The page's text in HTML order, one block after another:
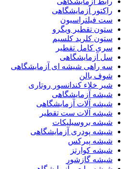
راکتور آزمایشگاهی
ست فیلتراسیون
ستون تقطیر ویگرو
ستون کلرید کلسیم
سری کامل تقطیر
سل آزمایشگاهی
سه راهی شیشه ای آزمایشگاهی
شوف بالن
شیر خلاء کندانسور روتاری
شیشه آزمایشگاهی
شیشه آلات آزمایشگاهی
شیشه آلات ست تقطیر
شیشه بروسیلیکات
شیشه پودری آزمایشگاهی
شیشه پیرکس
شیشه کوارتز
شیشه گازشور